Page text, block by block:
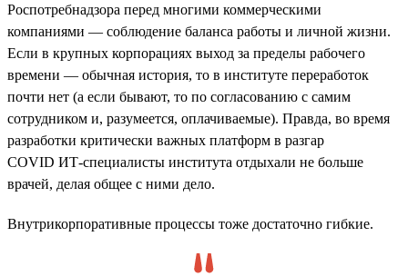
Роспотребнадзора перед многими коммерческими
компаниями — соблюдение баланса работы и личной жизни.
Если в крупных корпорациях выход за пределы рабочего
времени — обычная история, то в институте переработок
почти нет (а если бывают, то по согласованию с самим
сотрудником и, разумеется, оплачиваемые). Правда, во время
разработки критически важных платформ в разгар
COVID ИТ-специалисты института отдыхали не больше
врачей, делая общее с ними дело.
Внутрикорпоративные процессы тоже достаточно гибкие.